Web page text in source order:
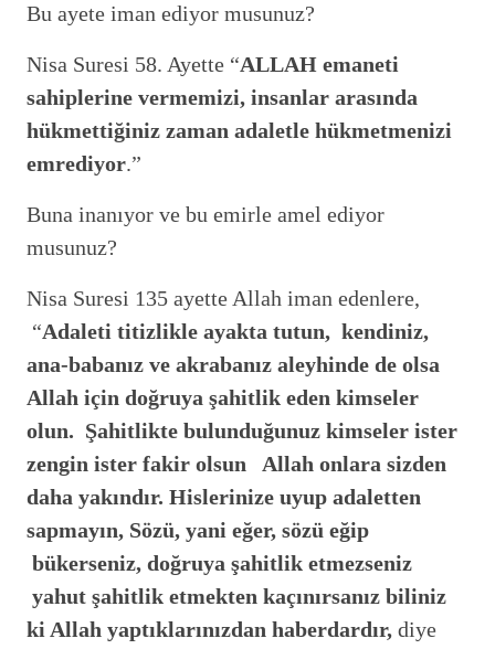
Bu ayete iman ediyor musunuz?
Nisa Suresi 58. Ayette “ALLAH emaneti
sahiplerine vermemizi, insanlar arasında
hükmettiğiniz zaman adaletle hükmetmenizi
emrediyor.”
Buna inanıyor ve bu emirle amel ediyor
musunuz?
Nisa Suresi 135 ayette Allah iman edenlere,
“Adaleti titizlikle ayakta tutun, kendiniz,
ana-babanız ve akrabanız aleyhinde de olsa
Allah için doğruya şahitlik eden kimseler
olun. Şahitlikte bulunduğunuz kimseler ister
zengin ister fakir olsun Allah onlara sizden
daha yakındır. Hislerinize uyup adaletten
sapmayın, Sözü, yani eğer, sözü eğip
bükerseniz, doğruya şahitlik etmezseniz
yahut şahitlik etmekten kaçınırsanız biliniz
ki Allah yaptıklarınızdan haberdardır, diye